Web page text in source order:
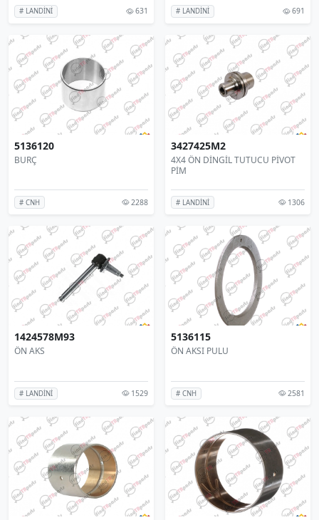
# LANDİNİ 631 # LANDİNİ 691
5136120
BURÇ
# CNH 2288
3427425M2
4X4 ÖN DİNGİL TUTUCU PİVOT
PİM
# LANDİNİ 1306
1424578M93
ÖN AKS
# LANDİNİ 1529
5136115
ÖN AKSI PULU
# CNH 2581